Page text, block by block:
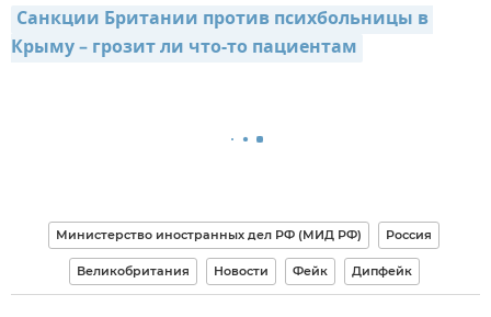
Санкции Британии против психбольницы в
Крыму – грозит ли что-то пациентам
Министерство иностранных дел РФ (МИД РФ) Россия
Великобритания Новости Фейк Дипфейк